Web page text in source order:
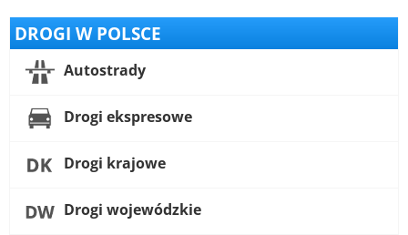
DROGI W POLSCE
Autostrady
Drogi ekspresowe
Drogi krajowe
Drogi wojewódzkie